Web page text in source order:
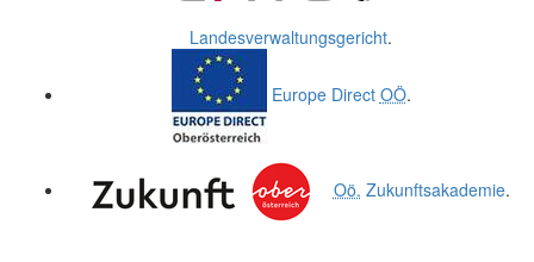
Landesverwaltungsgericht.
Europe Direct OÖ.
Oö. Zukunftsakademie.